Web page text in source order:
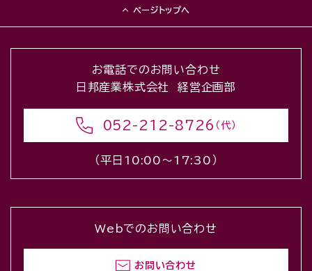
ページトップへ
お電話でのお問い合わせ
日邦産業株式会社 経営企画部
052-212-8726 （代）
（平日10:00〜17:30）
Webでのお問い合わせ
お問い合わせ